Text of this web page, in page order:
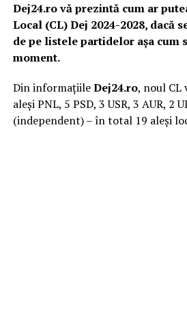
Dej24.ro vă prezintă cum ar
Local (CL) Dej 2024-2028, dacă
de pe listele partidelor așa cum
moment.
Din informațiileDej24.ro, noul CL
aleși PNL, 5 PSD, 3 USR, 3 AUR, 2
(independent) – în total 19 aleși